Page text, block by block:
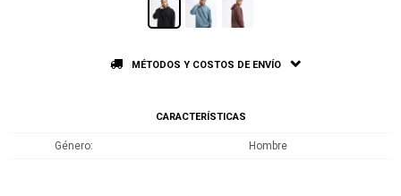
MÉTODOS Y COSTOS DE ENVÍO
CARACTERÍSTICAS
Género Hombre